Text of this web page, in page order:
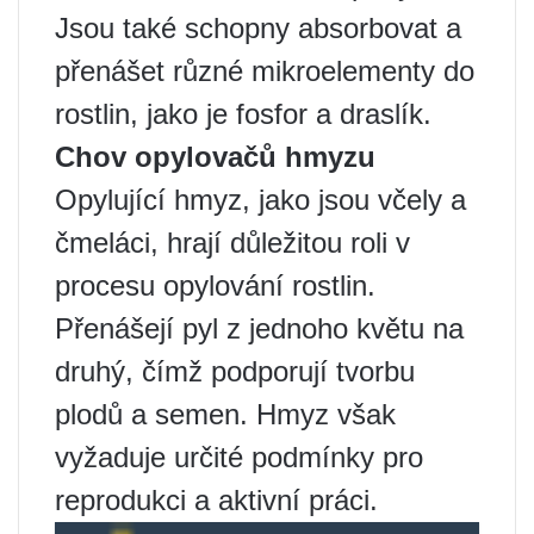
Jsou také schopny absorbovat a
přenášet různé mikroelementy do
rostlin, jako je fosfor a draslík.
Chov opylovačů hmyzu
Opylující hmyz, jako jsou včely a
čmeláci, hrají důležitou roli v
procesu opylování rostlin.
Přenášejí pyl z jednoho květu na
druhý, čímž podporují tvorbu
plodů a semen. Hmyz však
vyžaduje určité podmínky pro
reprodukci a aktivní práci.